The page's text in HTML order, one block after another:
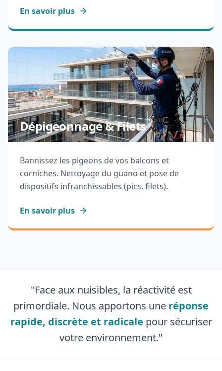
En savoir plus
Dépigeonnage & Filets
Bannissez les pigeons de vos balcons et
corniches. Nettoyage du guano et pose de
dispositifs infranchissables (pics, filets).
En savoir plus
"Face aux nuisibles, la réactivité est
primordiale. Nous apportons une réponse
rapide, discrète et radicale pour sécuriser
votre environnement."